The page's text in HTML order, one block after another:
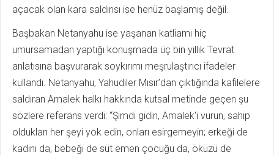
açacak olan kara saldırısı ise henüz başlamış değil.
Başbakan Netanyahu ise yaşanan katliamı hiç
umursamadan yaptığı konuşmada üç bin yıllık Tevrat
anlatısına başvurarak soykırımı meşrulaştırıcı ifadeler
kullandı. Netanyahu, Yahudiler Mısır’dan çıktığında kafilelere
saldıran Amalek halkı hakkında kutsal metinde geçen şu
sözlere referans verdi: “Şimdi gidin, Amalek'i vurun, sahip
oldukları her şeyi yok edin, onları esirgemeyin; erkeği de
kadını da, bebeği de süt emen çocuğu da, öküzü de